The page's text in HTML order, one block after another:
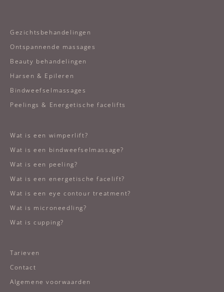
Gezichtsbehandelingen
Ontspannende massages
Beauty behandelingen
Harsen & Epileren
Bindweefselmassages
Peelings & Energetische facelifts
Wat is een wimperlift?
Wat is een bindweefselmassage?
Wat is een peeling?
Wat is een energetische facelift?
Wat is een eye contour treatment?
Wat is microneedling?
Wat is cupping?
Tarieven
Contact
Algemene voorwaarden